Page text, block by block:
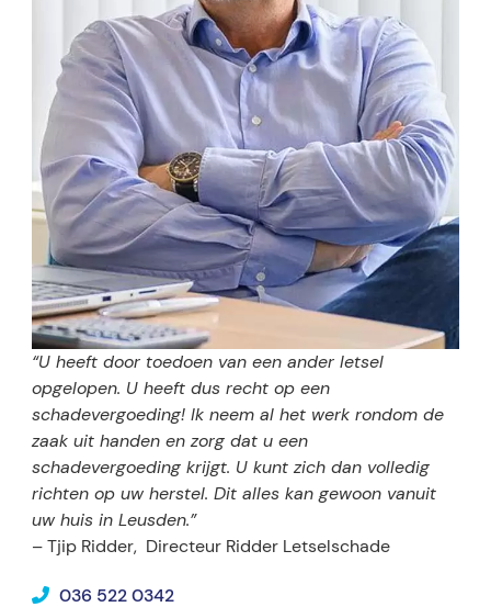
“U heeft door toedoen van een ander letsel
opgelopen. U heeft dus recht op een
schadevergoeding! Ik neem al het werk rondom de
zaak uit handen en zorg dat u een
schadevergoeding krijgt. U kunt zich dan volledig
richten op uw herstel. Dit alles kan gewoon vanuit
uw huis in Leusden.”
– Tjip Ridder, Directeur Ridder Letselschade
036 522 0342